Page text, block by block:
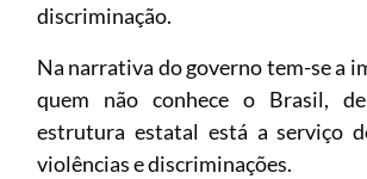
discriminação.
Na narrativa do governo tem-se a
quem não conhece o Brasil,
estrutura estatal está a serviço
violências e discriminações.